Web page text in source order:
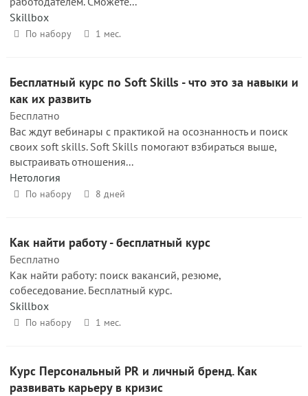
Skillbox
По набору 1 мес.
Бесплатный курс по Soft Skills - что это за навыки и
как их развить
Бесплатно
Вас ждут вебинары с практикой на осознанность и поиск
своих soft skills. Soft Skills помогают взбираться выше,
выстраивать отношения...
Нетология
По набору 8 дней
Как найти работу - бесплатный курс
Бесплатно
Как найти работу: поиск вакансий, резюме,
собеседование. Бесплатный курс.
Skillbox
По набору 1 мес.
Курс Персональный PR и личный бренд. Как
развивать карьеру в кризис